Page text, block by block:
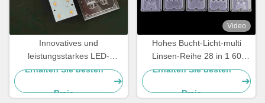
Innovatives und
leistungsstarkes LED-
Linsenarray für die
Straßenbeleuchtung
Erhalten Sie besten
Preis
Video
Hohes Bucht-Licht-multi
Linsen-Reihe 28 in 1 60
geführter Linse des Grad-
Erhalten Sie besten
Preis